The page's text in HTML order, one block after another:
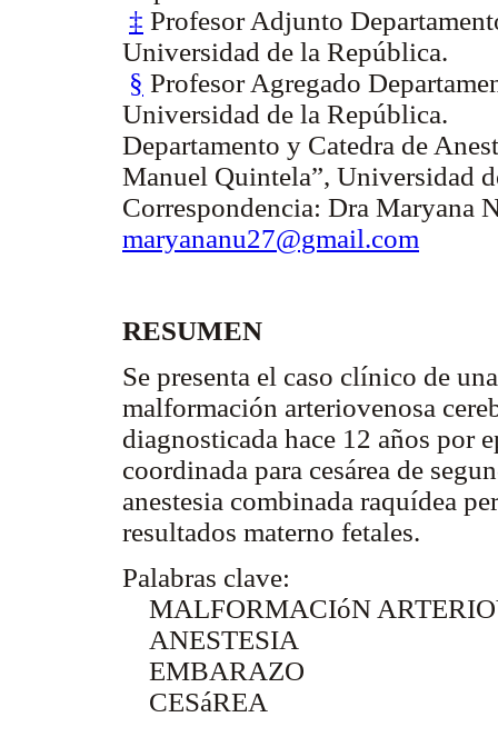
‡ Profesor Adjunto
Universidad de la República.
§ Profesor Agregado
Universidad de la República.
Departamento y Catedra de
Manuel Quintela”, Universidad
Correspondencia: Dra Maryana
maryananu27@gmail.com
RESUMEN
Se presenta el caso clínico de
malformación arteriovenosa
diagnosticada hace 12 años por
coordinada para cesárea de
anestesia combinada raquídea
resultados materno fetales.
Palabras clave:
MALFORMACIóN
ANESTESIA
EMBARAZO
CESáREA